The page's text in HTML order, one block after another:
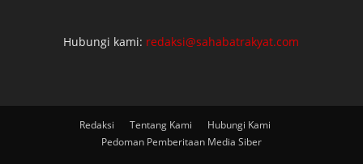
Hubungi kami: redaksi@sahabatrakyat.com
Redaksi Tentang Kami
Hubungi Kami
Pedoman Pemberitaan Media Siber